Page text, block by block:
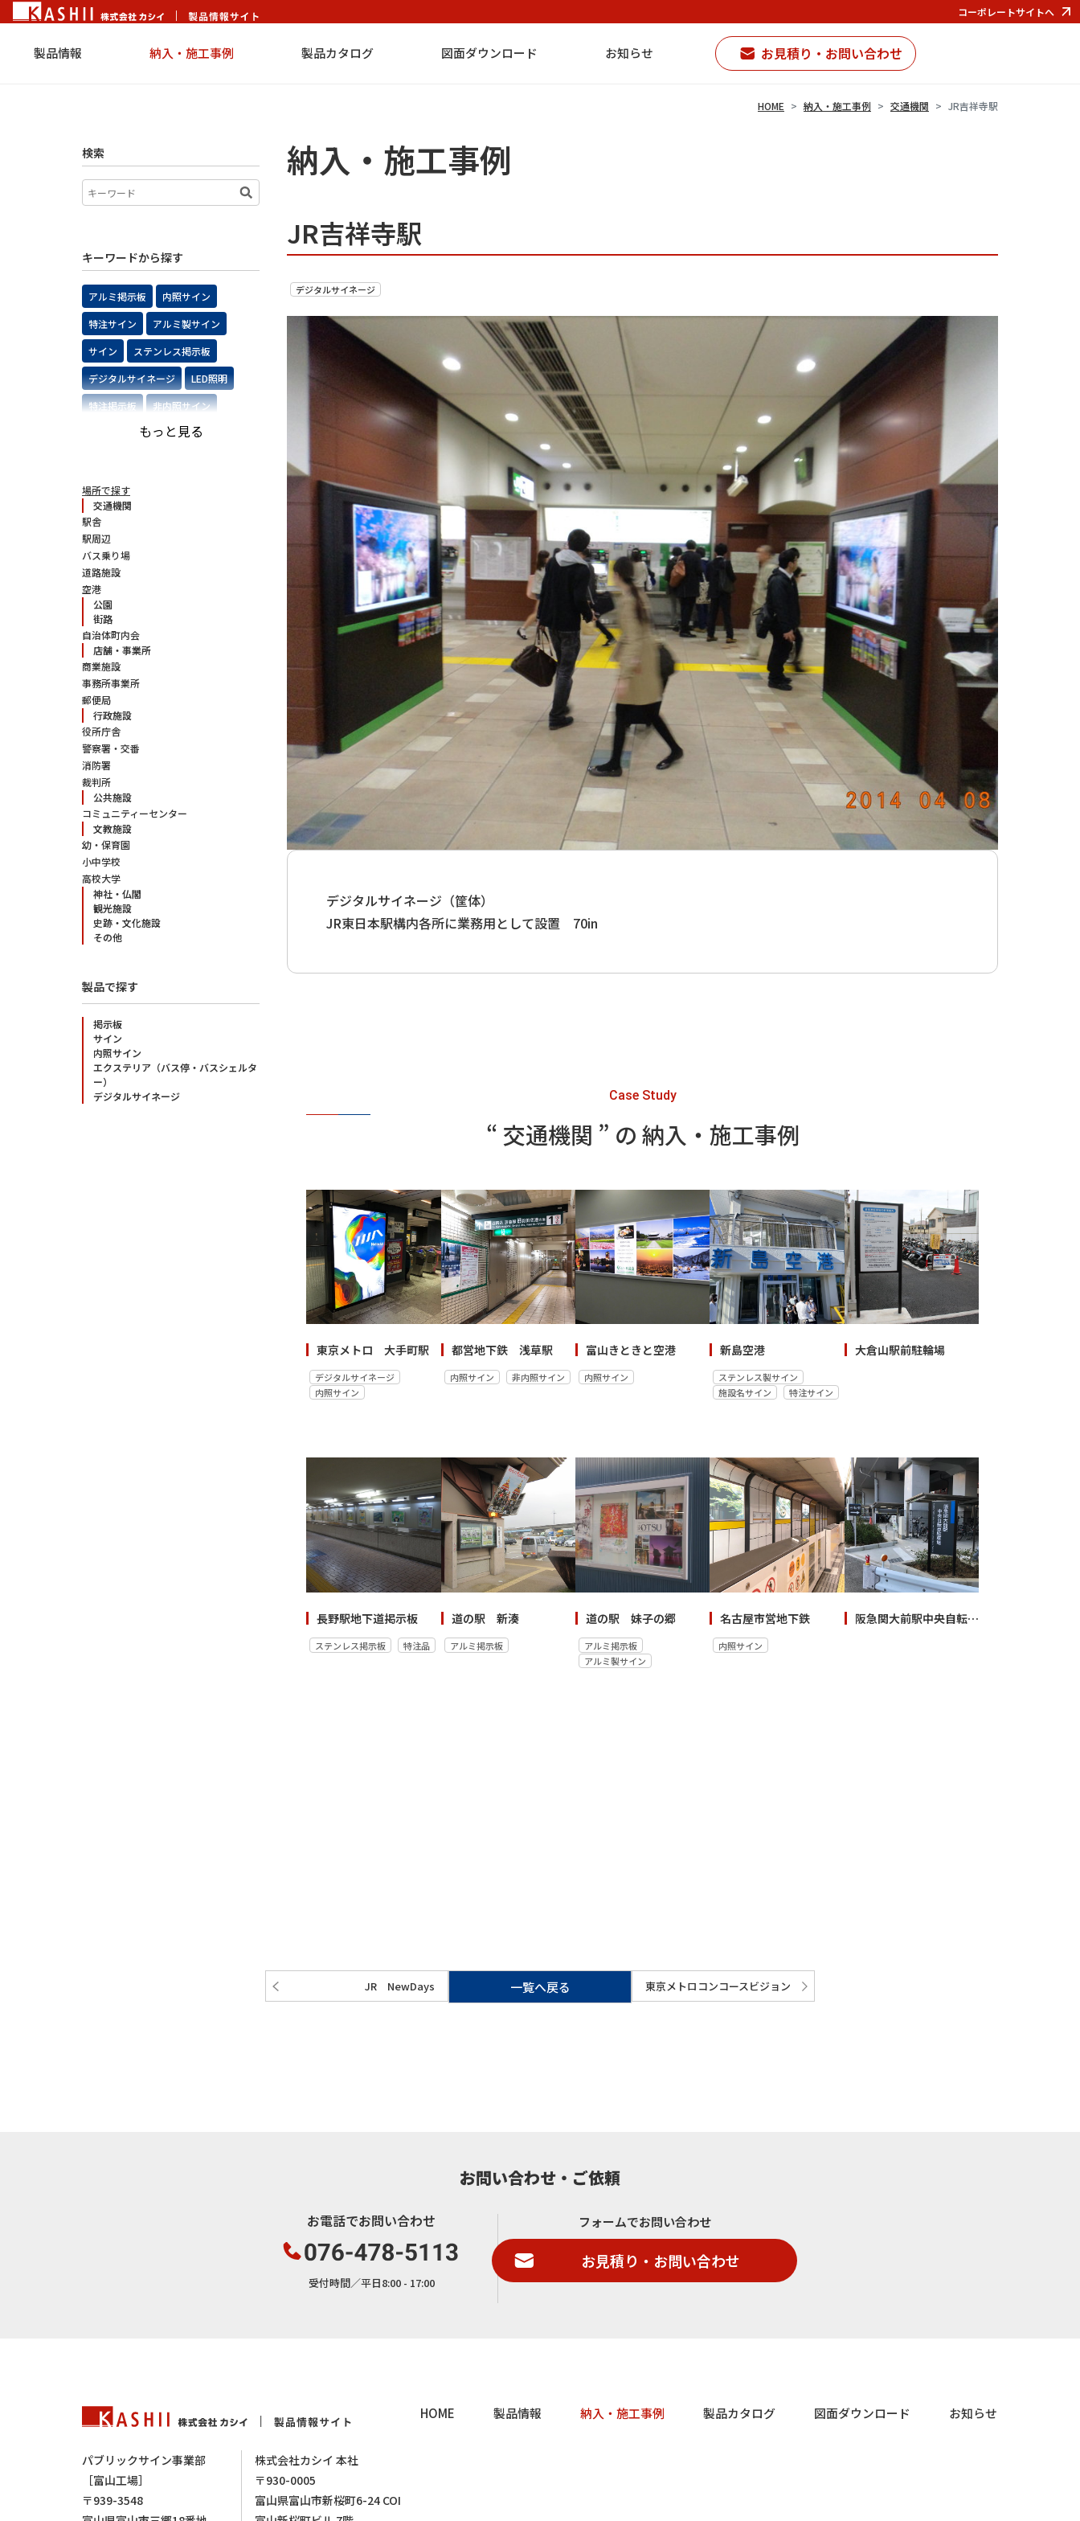
コーポレートサイトへ
製品情報 納入・施工事例 製品カタログ 図面ダウンロード お知らせ お見積り・お問い合わせ
HOME 納入・施工事例 交通機関 JR吉祥寺駅
納入・施工事例
JR吉祥寺駅
デジタルサイネージ
デジタルサイネージ（筐体）
JR東日本駅構内各所に業務用として設置 70in
“ 交通機関 ” の 納入・施工事例
Case Study
東京メトロ 大手町駅
デジタルサイネージ
内照サイン
都営地下鉄 浅草駅
内照サイン 非内照サイン
富山きときと空港
内照サイン
新島空港
ステンレス製サイン
施設名サイン
特注サイン
大倉山駅前駐輪場
長野駅地下道掲示板
ステンレス掲示板 特注品
道の駅 新湊
アルミ掲示板
道の駅 妹子の郷
アルミ掲示板
アルミ製サイン
名古屋市営地下鉄
内照サイン
阪急関大前駅中央自転車駐車場
検索
キーワードから探す
アルミ掲示板
内照サイン
特注サイン
アルミ製サイン
サイン
ステンレス掲示板
デジタルサイネージ
LED照明
特注掲示板
非内照サイン
施設名サイン
オーダーメイド
ステンレス製サイン
切り文字サイン
バスシェルター
もっと見る
場所で探す
交通機関
駅舎
駅周辺
バス乗り場
道路施設
空港
公園
街路
自治体町内会
店舗・事業所
商業施設
事務所事業所
郵便局
行政施設
役所庁舎
警察署・交番
消防署
裁判所
公共施設
コミュニティーセンター
文教施設
幼・保育園
小中学校
高校大学
神社・仏閣
観光施設
史跡・文化施設
その他
製品で探す
掲示板
サイン
内照サイン
エクステリア（バス停・バスシェルタ
ー）
デジタルサイネージ
JR NewDays 東京メトロコンコースビジョン
一覧へ戻る
お問い合わせ・ご依頼
お電話でお問い合わせ
受付時間／平日8:00 - 17:00
フォームでお問い合わせ
お見積り・お問い合わせ
パブリックサイン事業部
［富山工場］
〒939-3548
株式会社カシイ 本社
〒930-0005
富山県富山市新桜町6-24 COI
HOME 製品情報 納入・施工事例 製品カタログ 図面ダウンロード お知らせ